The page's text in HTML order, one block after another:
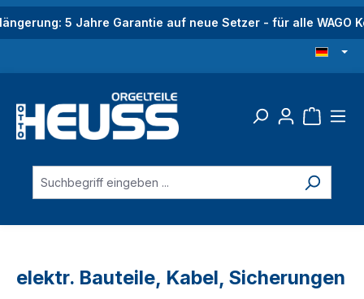
springen5 Jahre Garantie auf neue Setzer - für alle WAGO
elektr. Bauteile, Kabel, Sicherungen